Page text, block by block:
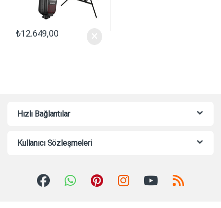
₺12.649,00
Hızlı Bağlantılar
Kullanıcı Sözleşmeleri